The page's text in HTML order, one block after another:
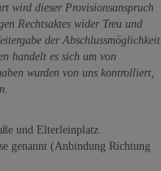
wird dieser Provisionsanspruch
Rechtsaktes wider Treu und
der Abschlussmöglichkeit,
handelt es sich um von
wurden von uns kontrolliert,
und Elterleinplatz.
genannt (Anbindung Richtung